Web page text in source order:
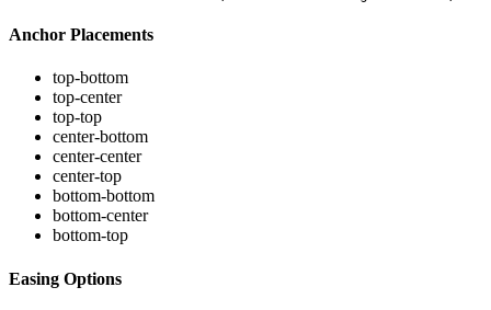
Anchor Placements
top-bottom
top-center
top-top
center-bottom
center-center
center-top
bottom-bottom
bottom-center
bottom-top
Easing Options